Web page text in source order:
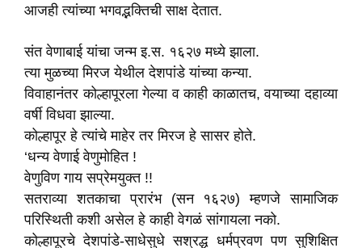
आजही त्यांच्या भगवद्भक्तिची साक्ष देतात.
संत वेणाबाई यांचा जन्म इ.स. १६२७ मध्ये झाला.
त्या मुळच्या मिरज येथील देशपांडे यांच्या कन्या.
विवाहानंतर कोल्हापूरला गेल्या व काही काळातच, वयाच्या दहाव्या
वर्षी विधवा झाल्या.
कोल्हापूर हे त्यांचे माहेर तर मिरज हे सासर होते.
‘धन्य वेणाई वेणुमोहित !
वेणुविण गाय सप्रेमयुक्त !!
सतराव्या शतकाचा प्रारंभ (सन १६२७) म्हणजे सामाजिक
परिस्थिती कशी असेल हे काही वेगळं सांगायला नको.
कोल्हापूरचे देशपांडे-साधेसुधे सश्रद्ध धर्मप्रवण पण सुशिक्षित